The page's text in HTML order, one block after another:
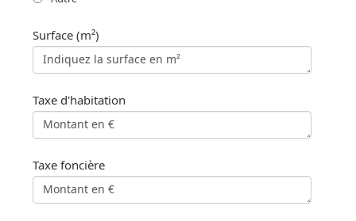
Surface (m²)
Taxe d'habitation
Taxe foncière